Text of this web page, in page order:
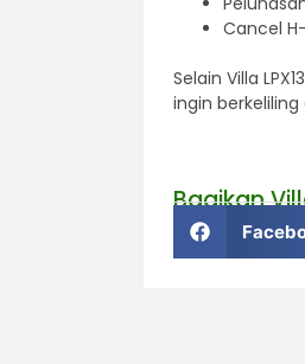
Cancel
Selain Villa LPX13
ingin
Bagikan